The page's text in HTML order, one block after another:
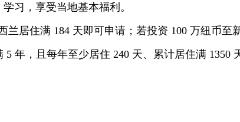
习，享受当地基本福利。
居住满 184 天即可申请；若投资 100 万纽币至
年，且每年至少居住 240 天、累计居住满 1350